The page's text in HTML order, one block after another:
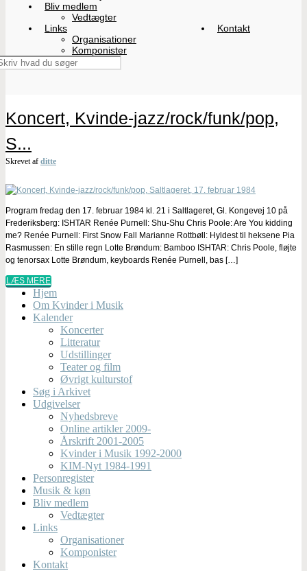
Bliv medlem
Vedtægter
Links
Organisationer
Komponister
Kontakt
Koncert, Kvinde-jazz/rock/funk/pop,
S...
Skrevet af ditte
Program fredag den 17. februar 1984 kl. 21 i Saltlageret, Gl. Kongevej 10 på
Frederiksberg: ISHTAR Renée Purnell: Shu-Shu Chris Poole: Are You kidding
me? Renée Purnell: First Snow Fall Marianne Rottbøll: Hyldest til heksene Pia
Rasmussen: En stille regn Lotte Brøndum: Bamboo ISHTAR: Chris Poole, fløjte
og tenorsax Lotte Brøndum, keyboards Renée Purnell, bas […]
LÆS MERE
Hjem
Om Kvinder i Musik
Kalender
Koncerter
Litteratur
Udstillinger
Teater og film
Øvrigt kulturstof
Søg i Arkivet
Udgivelser
Nyhedsbreve
Online artikler 2009-
Årskrift 2001-2005
Kvinder i Musik 1992-2000
KIM-Nyt 1984-1991
Personregister
Musik & køn
Bliv medlem
Vedtægter
Links
Organisationer
Komponister
Kontakt